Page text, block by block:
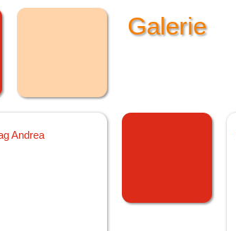
Galerie
Andrea